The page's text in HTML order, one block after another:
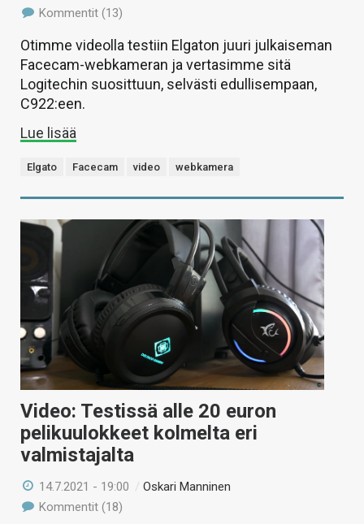
Kommentit (13)
Otimme videolla testiin Elgaton juuri julkaiseman
Facecam-webkameran ja vertasimme sitä
Logitechin suosittuun, selvästi edullisempaan,
C922:een.
Lue lisää
Elgato Facecam video webkamera
Video: Testissä alle 20 euron
pelikuulokkeet kolmelta eri
valmistajalta
14.7.2021 - 19:00 /Oskari Manninen
Kommentit (18)